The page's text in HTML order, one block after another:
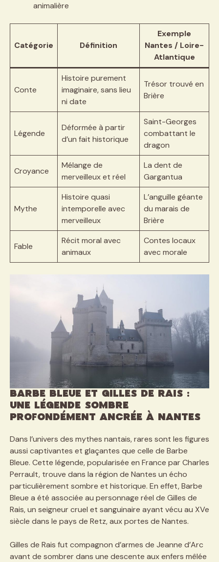
animalière
Catégorie Définition
Exemple
Nantes / Loire-
Atlantique
Conte
Histoire purement
imaginaire, sans lieu
ni date
Trésor trouvé en
Brière
Légende
Déformée à partir
d’un fait historique
Saint-Georges
combattant le
dragon
Croyance
Mélange de
merveilleux et réel
La dent de
Gargantua
Mythe
Histoire quasi
intemporelle avec
merveilleux
L’anguille géante
du marais de
Brière
Fable
Récit moral avec
animaux
Contes locaux
avec morale
Barbe Bleue et Gilles de Rais :
une légende sombre
profondément ancrée à Nantes
Dans l’univers des mythes nantais, rares sont les figures
aussi captivantes et glaçantes que celle de Barbe
Bleue. Cette légende, popularisée en France par Charles
Perrault, trouve dans la région de Nantes un écho
particulièrement sombre et historique. En effet, Barbe
Bleue a été associée au personnage réel de Gilles de
Rais, un seigneur cruel et sanguinaire ayant vécu au XVe
siècle dans le pays de Retz, aux portes de Nantes.
Gilles de Rais fut compagnon d’armes de Jeanne d’Arc
avant de sombrer dans une descente aux enfers mêlée